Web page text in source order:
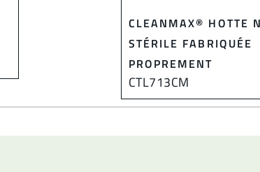
CLEANMAX® HOTTE
STÉRILE FABRIQUÉE
PROPREMENT
CTL713CM